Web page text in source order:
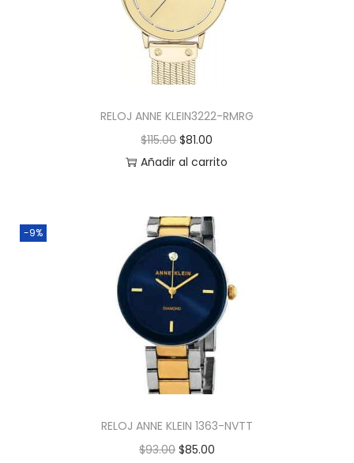
RELOJ ANNE KLEIN3222-RMRG
$115.00 $81.00
Añadir al carrito
-9%
RELOJ ANNE KLEIN 1363-NVTT
$93.00 $85.00